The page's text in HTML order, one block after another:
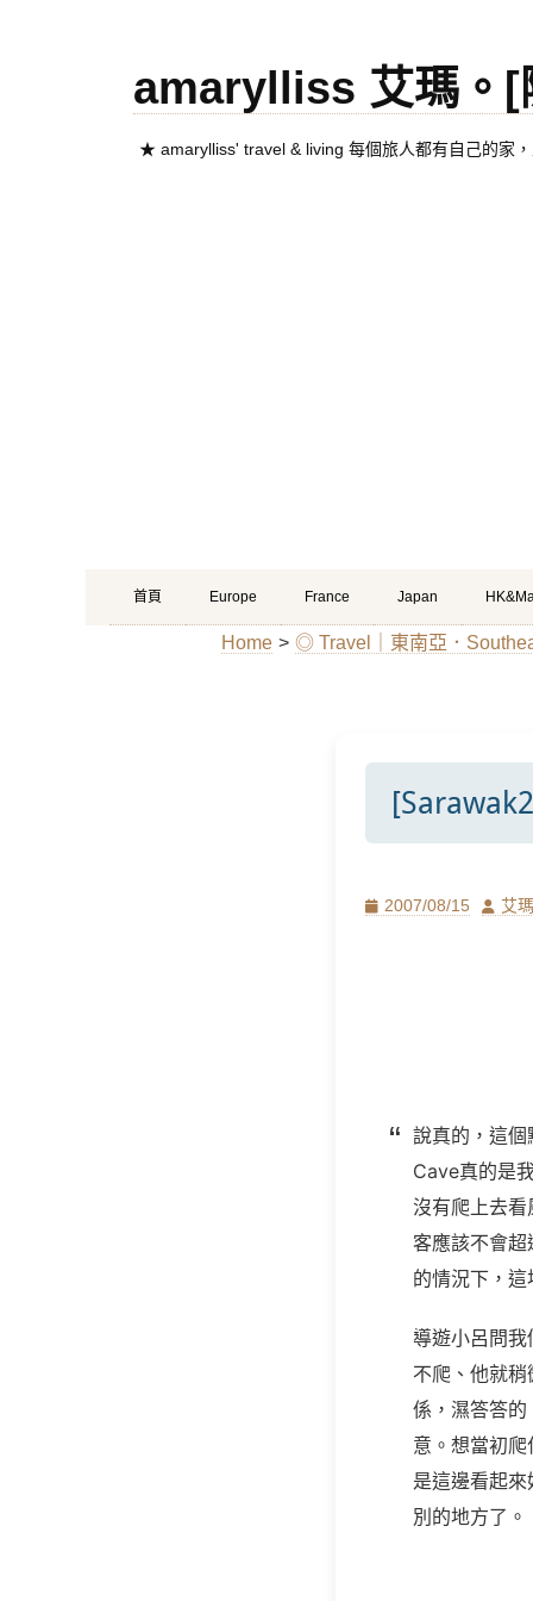
amarylliss 艾瑪。[
★ amarylliss' travel & living 每個旅人都有自己的家
Primary
Menu
Skip
to
首頁 Europe France Japan
Home > ◎ Travel｜東南亞．
Posted
2007/08/15 Author
艾瑪
說真的，這
Cave真的是
沒有爬上去
客應該不會
的情況下，
導遊小呂問
不爬、他就
係，濕答答
意。想當初
是這邊看起
別的地方了。